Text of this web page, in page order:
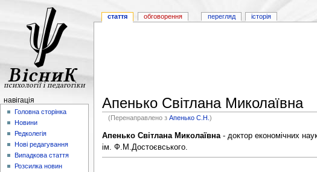
Апенько Світлана Миколаївна
(Перенаправлено зАпенько С.Н.)
Апенько Світлана Миколаївна- доктор економічних
ім. Ф.М.Достоєвського.
стаття обговорення перегляд історія
навігація
Головна сторінка
Новини
Редколегія
Нові редагування
Випадкова стаття
Розсилка новин